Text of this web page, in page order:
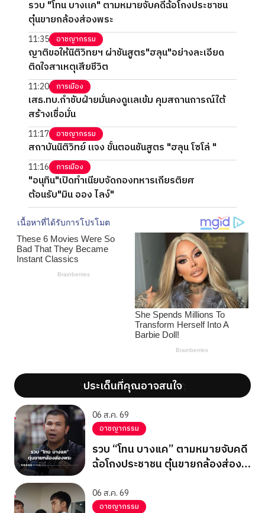
รวบ "โทน บางแค" ตามหมายจับคดีฉ้อโกงประชาชน
ตุ๋นขายกล้องส่องพระ
11:35 อาชญากรรม
ญาติขอให้นิติวิทยฯ ผ่าชันสูตร"ฮลุน"อย่างละเอียด
ติดใจสาเหตุเสียชีวิต
11:20 การเมือง
เสธ.ทบ.กำชับฝ่ายมั่นคงดูแลเข้ม คุมสถานการณ์ใต้
สร้างเชื่อมั่น
11:17 อาชญากรรม
สถาบันนิติวิทย์ แจง ขั้นตอนชันสูตร "ฮลุน โซโล่ "
11:16 การเมือง
"อนุทิน"เปิดทำเนียบจัดกองทหารเกียรติยศ
ต้อนรับ"มิน ออง ไลง์"
';ประเด็นที่คุณอาจสนใจ';
06 ส.ค. 69
อาชญากรรม
รวบ “โทน บางแค” ตามหมายจับคดี
ฉ้อโกงประชาชน ตุ๋นขายกล้องส่อง
06 ส.ค. 69
อาชญากรรม